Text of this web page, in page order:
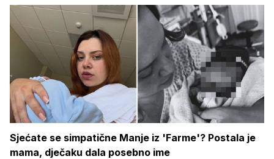
Sjećate se simpatične Manje iz 'Farme'? Postala je
mama, dječaku dala posebno ime